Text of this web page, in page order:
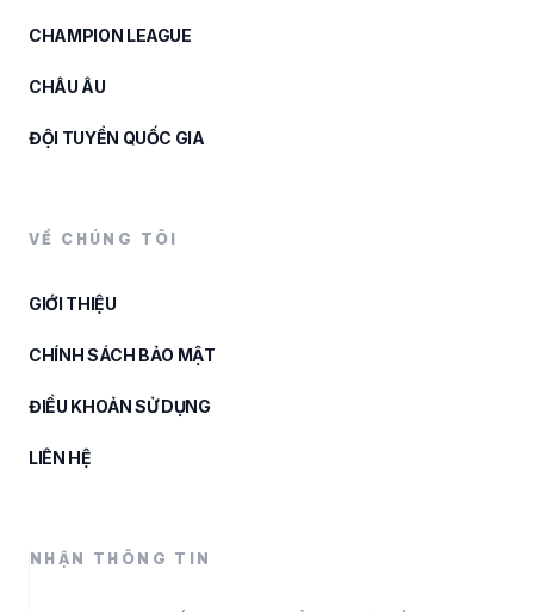
CHAMPION LEAGUE
CHÂU ÂU
ĐỘI TUYỂN QUỐC GIA
VỀ CHÚNG TÔI
GIỚI THIỆU
CHÍNH SÁCH BẢO MẬT
ĐIỀU KHOẢN SỬ DỤNG
LIÊN HỆ
NHẬN THÔNG TIN